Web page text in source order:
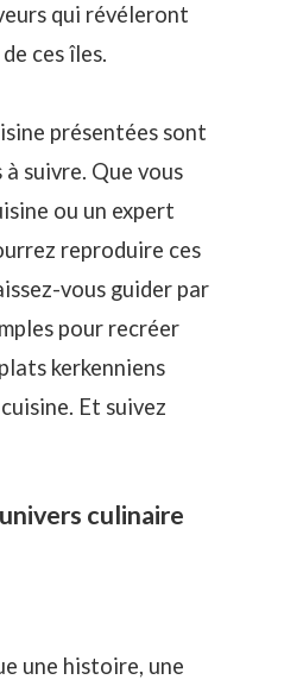
qui révéleront
ces îles.
présentées sont
suivre. Que vous
ou un expert
reproduire ces
vous guider par
pour recréer
kerkenniens
Et suivez
culinaire
une histoire, une